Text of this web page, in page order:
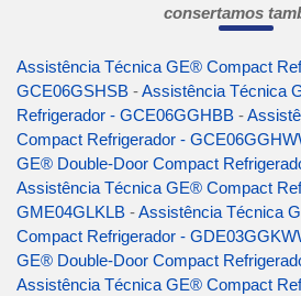
consertamos
Assistência Técnica GE® Compact
GCE06GSHSB -Assistência Técnica
Refrigerador - GCE06GGHBB -
Compact Refrigerador -
GE® Double-Door Compact
Assistência Técnica GE® Compact
GME04GLKLB -Assistência Técnica
Compact Refrigerador -
GE® Double-Door Compact
Assistência Técnica GE® Compact